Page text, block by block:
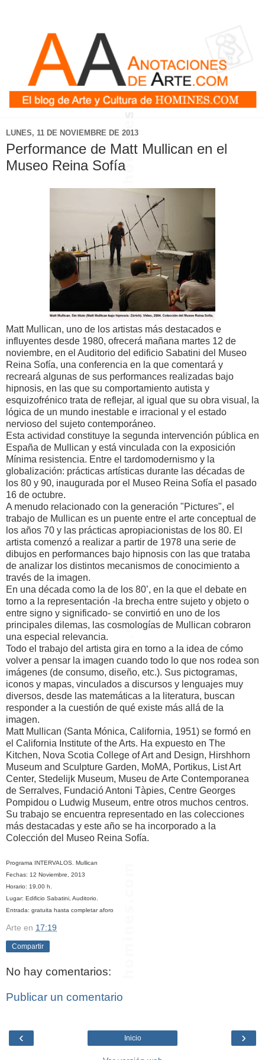
LUNES, 11 DE NOVIEMBRE DE 2013
Performance de Matt Mullican en el
Museo Reina Sofía
Matt Mullican, uno de los artistas más destacados e
influyentes desde 1980, ofrecerá mañana martes 12 de
noviembre, en el Auditorio del edificio Sabatini del Museo
Reina Sofía, una conferencia en la que comentará y
recreará algunas de sus performances realizadas bajo
hipnosis, en las que su comportamiento autista y
esquizofrénico trata de reflejar, al igual que su obra visual, la
lógica de un mundo inestable e irracional y el estado
nervioso del sujeto contemporáneo.
Esta actividad constituye la segunda intervención pública en
España de Mullican y está vinculada con la exposición
Mínima resistencia. Entre el tardomodernismo y la
globalización: prácticas artísticas durante las décadas de
los 80 y 90, inaugurada por el Museo Reina Sofía el pasado
16 de octubre.
A menudo relacionado con la generación "Pictures", el
trabajo de Mullican es un puente entre el arte conceptual de
los años 70 y las prácticas apropiacionistas de los 80. El
artista comenzó a realizar a partir de 1978 una serie de
dibujos en performances bajo hipnosis con las que trataba
de analizar los distintos mecanismos de conocimiento a
través de la imagen.
En una década como la de los 80’, en la que el debate en
torno a la representación -la brecha entre sujeto y objeto o
entre signo y significado- se convirtió en uno de los
principales dilemas, las cosmologías de Mullican cobraron
una especial relevancia.
Todo el trabajo del artista gira en torno a la idea de cómo
volver a pensar la imagen cuando todo lo que nos rodea son
imágenes (de consumo, diseño, etc.). Sus pictogramas,
iconos y mapas, vinculados a discursos y lenguajes muy
diversos, desde las matemáticas a la literatura, buscan
responder a la cuestión de qué existe más allá de la
imagen.
Matt Mullican (Santa Mónica, California, 1951) se formó en
el California Institute of the Arts. Ha expuesto en The
Kitchen, Nova Scotia College of Art and Design, Hirshhorn
Museum and Sculpture Garden, MoMA, Portikus, List Art
Center, Stedelijk Museum, Museu de Arte Contemporanea
de Serralves, Fundació Antoni Tàpies, Centre Georges
Pompidou o Ludwig Museum, entre otros muchos centros.
Su trabajo se encuentra representado en las colecciones
más destacadas y este año se ha incorporado a la
Colección del Museo Reina Sofía.
Programa INTERVALOS. Mullican
Fechas: 12 Noviembre, 2013
Horario: 19,00 h.
Lugar: Edificio Sabatini, Auditorio.
Entrada: gratuita hasta completar aforo
Arte en 17:19
Compartir
No hay comentarios:
Publicar un comentario
‹ ›
Inicio